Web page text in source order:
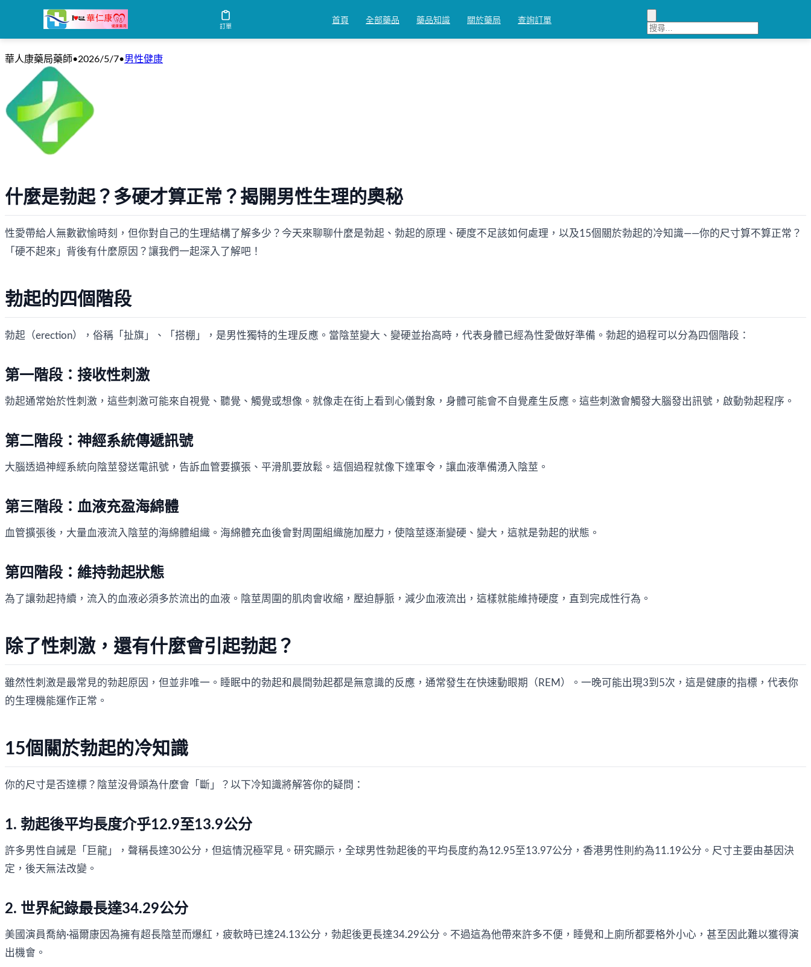
訂單
首頁 全部藥品 藥品知識 關於藥局 查詢訂單
什麼是勃起？多硬才算正常？揭開男性生理的奧秘
華人康藥局藥師•2026/5/7•男性健康
什麼是勃起？多硬才算正常？揭開男性生理的奧秘
性愛帶給人無數歡愉時刻，但你對自己的生理結構了解多少？今天來聊聊什麼是勃起、勃起的原理、硬度不足該如何處理，以及15個關於勃起的冷知識——你的尺寸算不算正常？
「硬不起來」背後有什麼原因？讓我們一起深入了解吧！
勃起的四個階段
勃起（erection），俗稱「扯旗」、「搭棚」，是男性獨特的生理反應。當陰莖變大、變硬並抬高時，代表身體已經為性愛做好準備。勃起的過程可以分為四個階段：
第一階段：接收性刺激
勃起通常始於性刺激，這些刺激可能來自視覺、聽覺、觸覺或想像。就像走在街上看到心儀對象，身體可能會不自覺產生反應。這些刺激會觸發大腦發出訊號，啟動勃起程序。
第二階段：神經系統傳遞訊號
大腦透過神經系統向陰莖發送電訊號，告訴血管要擴張、平滑肌要放鬆。這個過程就像下達軍令，讓血液準備湧入陰莖。
第三階段：血液充盈海綿體
血管擴張後，大量血液流入陰莖的海綿體組織。海綿體充血後會對周圍組織施加壓力，使陰莖逐漸變硬、變大，這就是勃起的狀態。
第四階段：維持勃起狀態
為了讓勃起持續，流入的血液必須多於流出的血液。陰莖周圍的肌肉會收縮，壓迫靜脈，減少血液流出，這樣就能維持硬度，直到完成性行為。
除了性刺激，還有什麼會引起勃起？
雖然性刺激是最常見的勃起原因，但並非唯一。睡眠中的勃起和晨間勃起都是無意識的反應，通常發生在快速動眼期（REM）。一晚可能出現3到5次，這是健康的指標，代表你
的生理機能運作正常。
15個關於勃起的冷知識
你的尺寸是否達標？陰莖沒骨頭為什麼會「斷」？以下冷知識將解答你的疑問：
1. 勃起後平均長度介乎12.9至13.9公分
許多男性自誡是「巨龍」，聲稱長達30公分，但這情況極罕見。研究顯示，全球男性勃起後的平均長度約為12.95至13.97公分，香港男性則約為11.19公分。尺寸主要由基因決
定，後天無法改變。
2. 世界紀錄最長達34.29公分
美國演員喬納·福爾康因為擁有超長陰莖而爆紅，疲軟時已達24.13公分，勃起後更長達34.29公分。不過這為他帶來許多不便，睡覺和上廁所都要格外小心，甚至因此難以獲得演
出機會。